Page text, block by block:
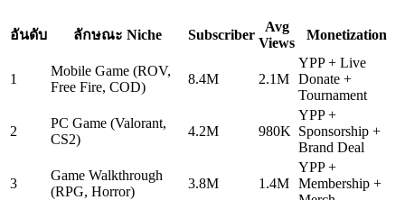
อันดับ ลักษณะ Niche Subscriber
Avg
Views
Monetization
1
Mobile Game (ROV,
Free Fire, COD)
8.4M 2.1M
YPP + Live
Donate +
Tournament
2
PC Game (Valorant,
CS2)
4.2M 980K
YPP +
Sponsorship +
Brand Deal
3
Game Walkthrough
(RPG, Horror)
3.8M 1.4M
YPP +
Membership +